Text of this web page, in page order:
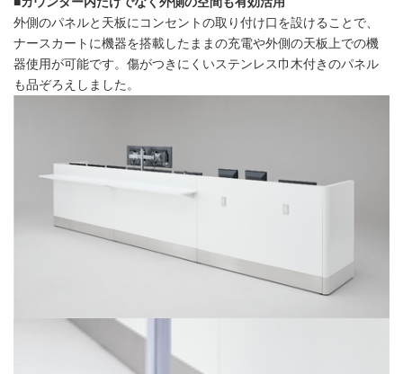
外側のパネルと天板にコンセントの取り付け口を設けることで、
ナースカートに機器を搭載したままの充電や外側の天板上での機
器使用が可能です。傷がつきにくいステンレス巾木付きのパネル
も品ぞろえしました。